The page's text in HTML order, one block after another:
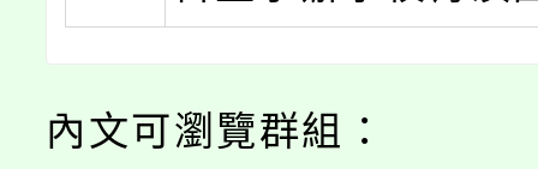
內文可瀏覽群組：